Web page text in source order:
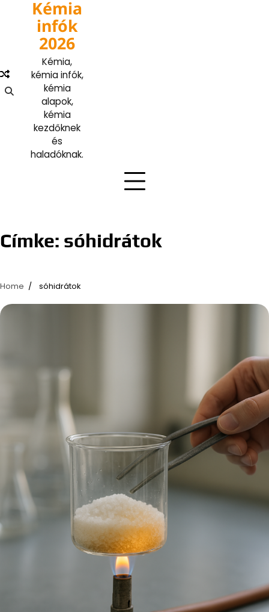
Kémia
infók
2026
Kémia,
kémia infók,
kémia
alapok,
kémia
kezdőknek
és
haladóknak.
Címke: sóhidrátok
Home sóhidrátok